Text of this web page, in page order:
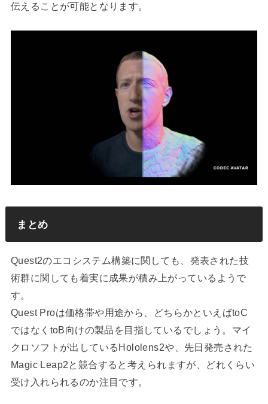
伝えることが可能となります。
まとめ
Quest2のエコシステム構築に関しても、発表された技
術群に関しても着実に成果が積み上がっているようで
す。
Quest Proは価格帯や用途から、どちらかといえばtoC
ではなくtoB向けの製品を目指しているでしょう。マイ
クロソフトが出しているHololens2や、先日発売された
Magic Leap2と競合すると考えられますが、どれくらい
受け入れられるのか注目です。